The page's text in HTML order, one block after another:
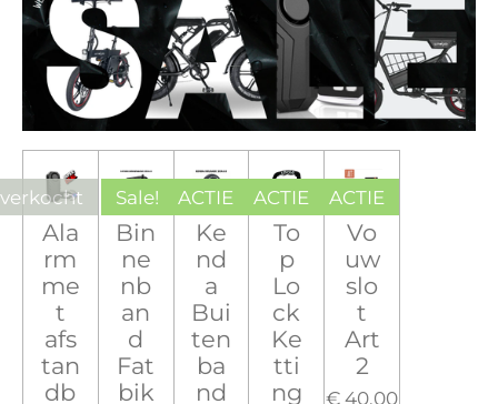
Ala
rm
me
t
afs
tan
db
Sale!
Bin
ne
nb
an
d
Fat
bik
ACTIE
Ke
nd
a
Bui
ten
ba
nd
ACTIE
To
p
Lo
ck
Ke
tti
ng
ACTIE
Vo
uw
slo
t
Art
2
€ 40,00